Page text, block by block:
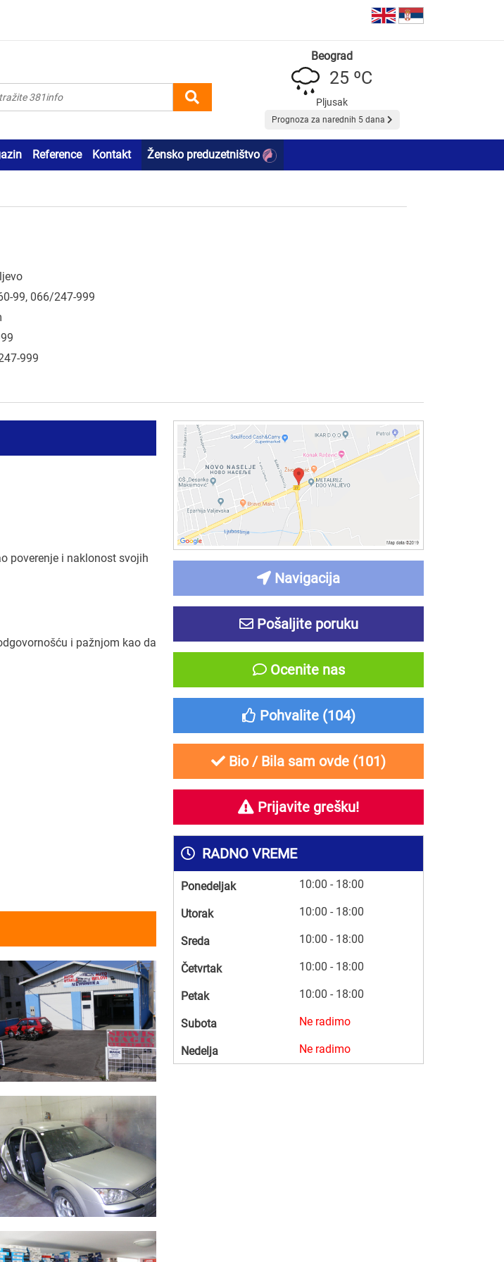
Beograd
25 ºC
Pljusak
Prognoza za narednih 5 dana
Reference Kontakt Žensko preduzetništvo
99, 066/247-999
999
poverenje i naklonost svojih
i pažnjom kao da
Navigacija
Pošaljite poruku
Ocenite nas
Pohvalite (104)
Bio / Bila sam ovde (101)
Prijavite grešku!
RADNO VREME
Ponedeljak 10:00 - 18:00
Utorak 10:00 - 18:00
Sreda 10:00 - 18:00
Četvrtak 10:00 - 18:00
Petak 10:00 - 18:00
Subota Ne radimo
Nedelja Ne radimo